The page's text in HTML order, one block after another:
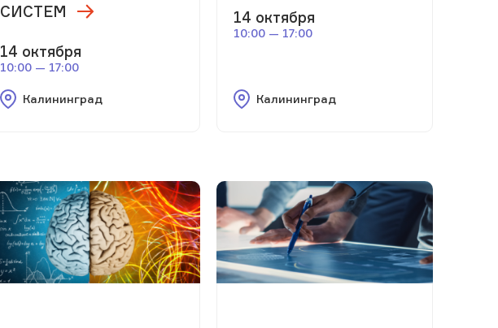
СИСТЕМ
14 октября
10:00 — 17:00
Калининград
14 октября
10:00 — 17:00
Калининград